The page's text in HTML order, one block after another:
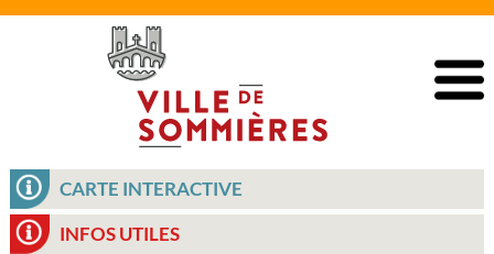
CARTE INTERACTIVE
INFOS UTILES